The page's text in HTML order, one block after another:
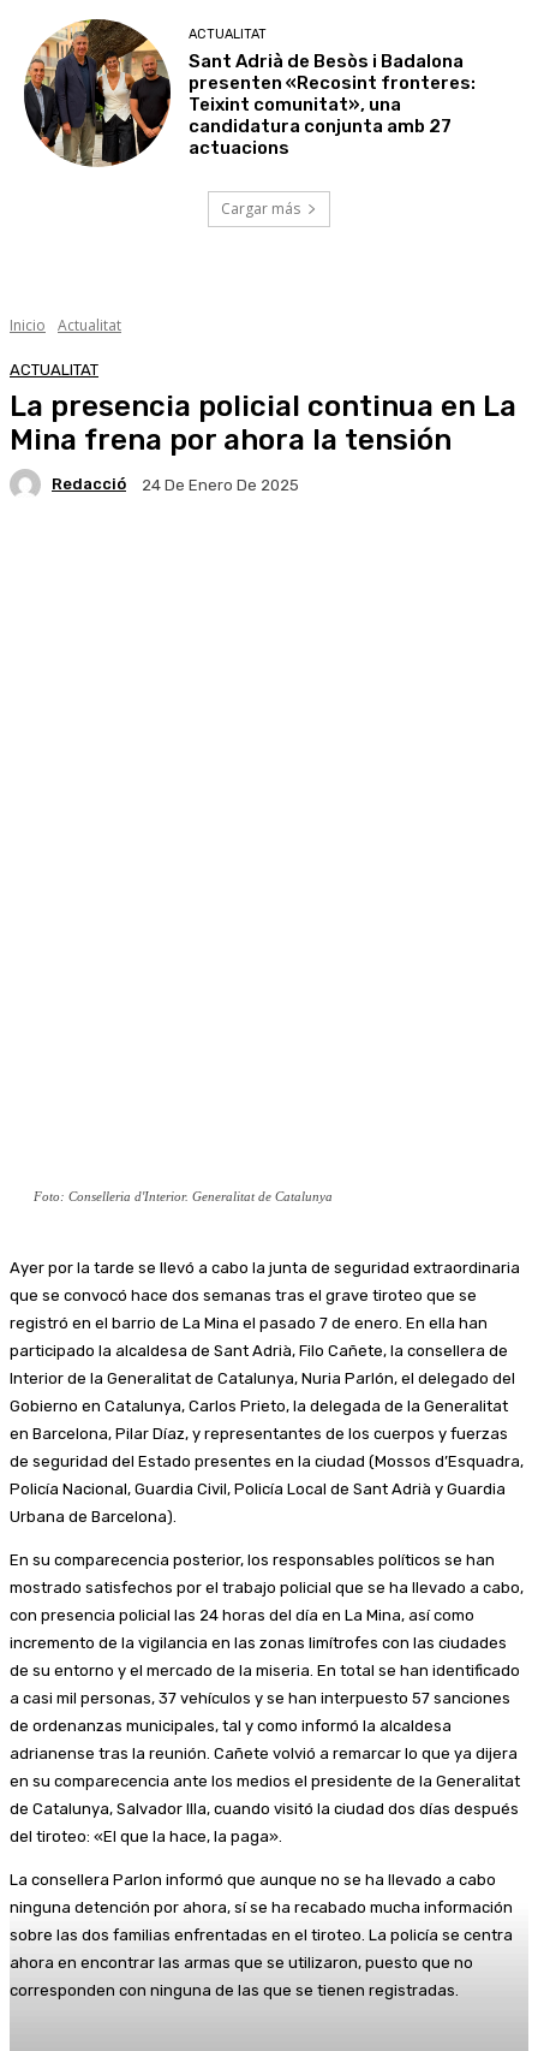
ACTUALITAT
Sant Adrià de Besòs i Badalona
presenten «Recosint fronteres:
Teixint comunitat», una
candidatura conjunta amb 27
actuacions
Cargar más